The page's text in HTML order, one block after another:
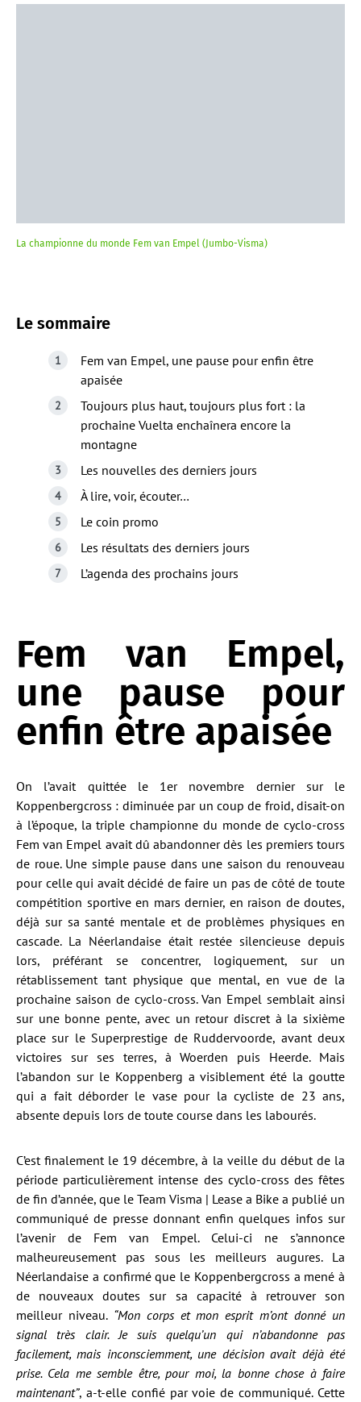
La championne du monde Fem van Empel (Jumbo-Visma)
Le sommaire
Fem van Empel, une pause pour enfin être
apaisée
Toujours plus haut, toujours plus fort : la
prochaine Vuelta enchaînera encore la
montagne
Les nouvelles des derniers jours
À lire, voir, écouter…
Le coin promo
Les résultats des derniers jours
L’agenda des prochains jours
Fem van Empel,
une pause pour
enfin être apaisée
On l’avait quittée le 1er novembre dernier sur le
Koppenbergcross : diminuée par un coup de froid, disait-on
à l’époque, la triple championne du monde de cyclo-cross
Fem van Empel avait dû abandonner dès les premiers tours
de roue. Une simple pause dans une saison du renouveau
pour celle qui avait décidé de faire un pas de côté de toute
compétition sportive en mars dernier, en raison de doutes,
déjà sur sa santé mentale et de problèmes physiques en
cascade. La Néerlandaise était restée silencieuse depuis
lors, préférant se concentrer, logiquement, sur un
rétablissement tant physique que mental, en vue de la
prochaine saison de cyclo-cross. Van Empel semblait ainsi
sur une bonne pente, avec un retour discret à la sixième
place sur le Superprestige de Ruddervoorde, avant deux
victoires sur ses terres, à Woerden puis Heerde. Mais
l’abandon sur le Koppenberg a visiblement été la goutte
qui a fait déborder le vase pour la cycliste de 23 ans,
absente depuis lors de toute course dans les labourés.
C’est finalement le 19 décembre, à la veille du début de la
période particulièrement intense des cyclo-cross des fêtes
de fin d’année, que le Team Visma | Lease a Bike a publié un
communiqué de presse donnant enfin quelques infos sur
l’avenir de Fem van Empel. Celui-ci ne s’annonce
malheureusement pas sous les meilleurs augures. La
Néerlandaise a confirmé que le Koppenbergcross a mené à
de nouveaux doutes sur sa capacité à retrouver son
meilleur niveau. “Mon corps et mon esprit m’ont donné un
signal très clair. Je suis quelqu’un qui n’abandonne pas
facilement, mais inconsciemment, une décision avait déjà été
prise. Cela me semble être, pour moi, la bonne chose à faire
maintenant”, a-t-elle confié par voie de communiqué. Cette